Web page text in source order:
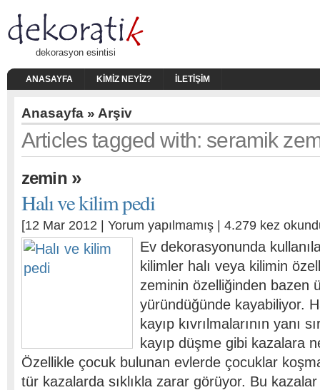
dekorasyon esintisi
ANASAYFA KIMIZ NEYIZ? İLETIŞIM
Anasayfa » Arşiv
Articles tagged with: seramik
zemin»
Halı ve kilim pedi
[12 Mar 2012 | Yorum yapılmamış | 4.279 kez
Ev dekorasyonunda
kilimler halı veya kilimin
zeminin özelliğinden bazen
yüründüğünde kayabiliyor.
kayıp kıvrılmalarının yanı
kayıp düşme gibi kazalara
Özellikle çocuk bulunan evlerde çocuklar
tür kazalarda sıklıkla zarar görüyor. Bu